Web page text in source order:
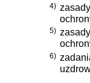
4)
5)
6)